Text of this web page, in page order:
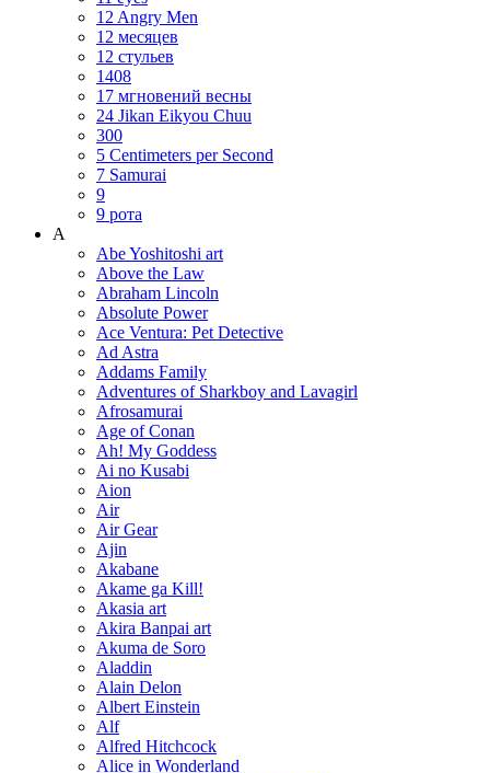
12 Angry Men
12 месяцев
12 стульев
1408
17 мгновений весны
24 Jikan Eikyou Chuu
300
5 Centimeters per Second
7 Samurai
9
9 рота
A
Abe Yoshitoshi art
Above the Law
Abraham Lincoln
Absolute Power
Ace Ventura: Pet Detective
Ad Astra
Addams Family
Adventures of Sharkboy and Lavagirl
Afrosamurai
Age of Conan
Ah! My Goddess
Ai no Kusabi
Aion
Air
Air Gear
Ajin
Akabane
Akame ga Kill!
Akasia art
Akira Banpai art
Akuma de Soro
Aladdin
Alain Delon
Albert Einstein
Alf
Alfred Hitchcock
Alice in Wonderland